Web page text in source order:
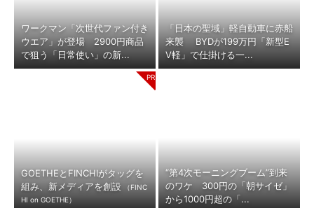
ワークマン「次世代ファン付き
ウエア」が登場 2900円商品
で狙う「日常使い」の新...
「日本の聖域」軽自動車に赤船
来襲 BYDが199万円「新型E
V軽」で仕掛ける一...
GOETHEとFINCHIがタッグを
組み、新メディアを創設
（FINC
HI on GOETHE）
“第4次モーニングブーム”到来
のワケ 300円の「朝サイゼ」
から1000円超の「...